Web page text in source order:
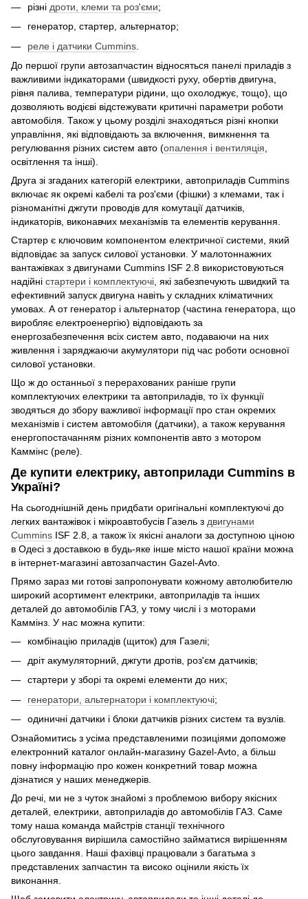
різні дроти, клеми та роз'єми;
генератор, стартер, альтернатор;
реле і датчики Cummins
До першої групи автозапчастин відносяться панелі приладів з
важливими індикаторами (швидкості руху, обертів двигуна,
рівня палива, температури рідини, що охолоджує, тощо), що
дозволяють водієві відстежувати критичні параметри роботи
автомобіля. Також у цьому розділі знаходяться різні кнопки
управління, які відповідають за включення, вимкнення та
регулювання різних систем авто (опалення і вентиляція
освітлення та інші).
Друга зі згаданих категорій електрики, автоприладів Cummins
включає як окремі кабелі та роз'єми (фішки) з клемами, так і
різноманітні джгути проводів для комутації датчиків,
індикаторів, виконавчих механізмів та елементів керування.
Стартер є ключовим компонентом електричної системи, який
відповідає за запуск силової установки. У малотоннажних
вантажівках з двигунами Cummins ISF 2.8 використовуються
надійні стартери і комплектуючі , які забезпечують швидкий та
ефективний запуск двигуна навіть у складних кліматичних
умовах. А от генератор і альтернатор (частина генератора, що
виробляє електроенергію) відповідають за
енергозабезпечення всіх систем авто, подаваючи на них
живлення і заряджаючи акумулятори під час роботи основної
силової установки.
Що ж до останньої з перерахованих раніше групи
комплектуючих електрики та автоприладів, то їх функції
зводяться до збору важливої ​​інформації про стан окремих
механізмів і систем автомобіля (датчики), а також керування
енергопостачанням різних компонентів авто з мотором
Каммінс (реле).
Де купити електрику, автоприлади Cummins в
Україні?
На сьогоднішній день придбати оригінальні комплектуючі до
легких вантажівок і мікроавтобусів Газель з двигунами
Cummins ISF 2.8, а також їх якісні аналоги за доступною ціною
в Одесі з доставкою в будь-яке інше місто нашої країни можна
в інтернет-магазині автозапчастин Gazel-Avto.
Прямо зараз ми готові запропонувати кожному автолюбителю
широкий асортимент електрики, автоприладів та інших
деталей до автомобілів ГАЗ, у тому числі і з моторами
Каммінз. У нас можна купити:
комбінацію приладів (щиток) для Газелі;
дріт акумуляторний, джгути дротів, роз'єм датчиків;
стартери у зборі та окремі елементи до них;
генератори, альтернатори і комплектуючі;
одиничні датчики і блоки датчиків різних систем та вузлів.
Ознайомитись з усіма представленими позиціями допоможе
електронний каталог онлайн-магазину Gazel-Avto, а більш
повну інформацію про кожен конкретний товар можна
дізнатися у наших менеджерів.
До речі, ми не з чуток знайомі з проблемою вибору якісних
деталей, електрики, автоприладів до автомобілів ГАЗ. Саме
тому наша команда майстрів станції технічного
обслуговування вирішила самостійно займатися вирішенням
цього завдання. Наші фахівці працювали з багатьма з
представлених запчастин та високо оцінили якість їх
виконання.